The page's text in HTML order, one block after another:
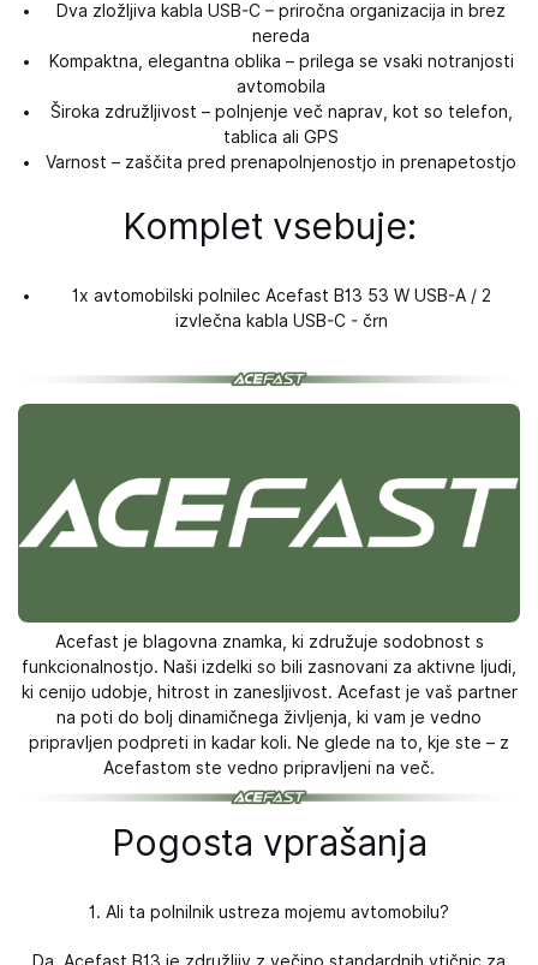
Dva zložljiva kabla USB-C – priročna organizacija in brez
nereda
Kompaktna, elegantna oblika – prilega se vsaki notranjosti
avtomobila
Široka združljivost – polnjenje več naprav, kot so telefon,
tablica ali GPS
Varnost – zaščita pred prenapolnjenostjo in prenapetostjo
Komplet vsebuje:
1x avtomobilski polnilec Acefast B13 53 W USB-A / 2
izvlečna kabla USB-C - črn
Acefast je blagovna znamka, ki združuje sodobnost s
funkcionalnostjo. Naši izdelki so bili zasnovani za aktivne ljudi,
ki cenijo udobje, hitrost in zanesljivost. Acefast je vaš partner
na poti do bolj dinamičnega življenja, ki vam je vedno
pripravljen podpreti in kadar koli. Ne glede na to, kje ste – z
Acefastom ste vedno pripravljeni na več.
Pogosta vprašanja
1. Ali ta polnilnik ustreza mojemu avtomobilu?